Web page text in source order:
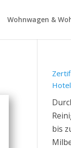
Wohnwagen &
bis